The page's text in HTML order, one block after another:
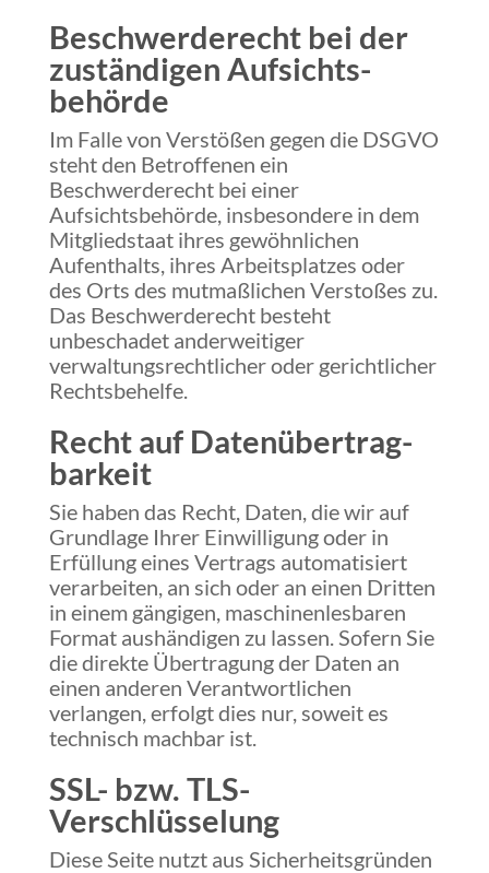
Beschwerde­recht bei der
zuständigen Aufsichts­
behörde
Im Falle von Verstößen gegen die DSGVO
steht den Betroffenen ein
Beschwerderecht bei einer
Aufsichtsbehörde, insbesondere in dem
Mitgliedstaat ihres gewöhnlichen
Aufenthalts, ihres Arbeitsplatzes oder
des Orts des mutmaßlichen Verstoßes zu.
Das Beschwerderecht besteht
unbeschadet anderweitiger
verwaltungsrechtlicher oder gerichtlicher
Rechtsbehelfe.
Recht auf Daten­übertrag­
barkeit
Sie haben das Recht, Daten, die wir auf
Grundlage Ihrer Einwilligung oder in
Erfüllung eines Vertrags automatisiert
verarbeiten, an sich oder an einen Dritten
in einem gängigen, maschinenlesbaren
Format aushändigen zu lassen. Sofern Sie
die direkte Übertragung der Daten an
einen anderen Verantwortlichen
verlangen, erfolgt dies nur, soweit es
technisch machbar ist.
SSL- bzw. TLS-
Verschlüsselung
Diese Seite nutzt aus Sicherheitsgründen